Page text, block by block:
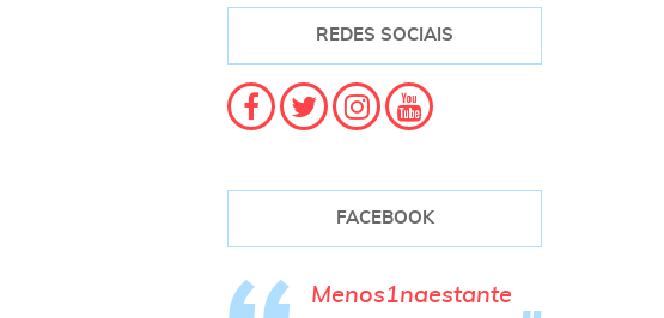
REDES SOCIAIS
FACEBOOK
Menos1naestante